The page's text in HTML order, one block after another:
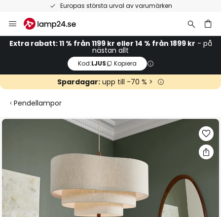
Europas största urval av varumärken
Hoppa
till
innehållet
Extra rabatt: 11 % från 1199 kr eller 14 % från 1899 kr - på
nästan allt
Kod:LJUS Kopiera
Spardagar:upp till -70 % >
Pendellampor
Hoppa
bildgalleriet